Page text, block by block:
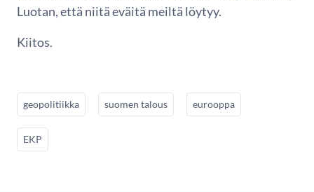
Luotan, että niitä eväitä meiltä löytyy.
Kiitos.
geopolitiikka suomen talous eurooppa
EKP